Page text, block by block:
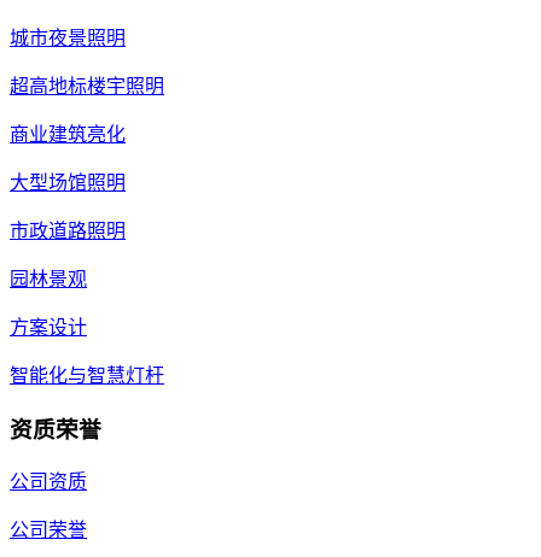
城市夜景照明
超高地标楼宇照明
商业建筑亮化
大型场馆照明
市政道路照明
园林景观
方案设计
智能化与智慧灯杆
资质荣誉
公司资质
公司荣誉